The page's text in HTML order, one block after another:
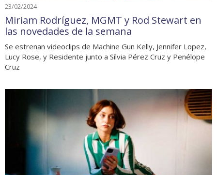
23/02/2024
Miriam Rodríguez, MGMT y Rod Stewart en
las novedades de la semana
Se estrenan videoclips de Machine Gun Kelly, Jennifer Lopez,
Lucy Rose, y Residente junto a Sílvia Pérez Cruz y Penélope
Cruz